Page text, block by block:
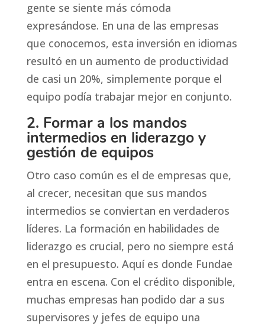
gente se siente más cómoda
expresándose. En una de las empresas
que conocemos, esta inversión en idiomas
resultó en un aumento de productividad
de casi un 20%, simplemente porque el
equipo podía trabajar mejor en conjunto.
2. Formar a los mandos
intermedios en liderazgo y
gestión de equipos
Otro caso común es el de empresas que,
al crecer, necesitan que sus mandos
intermedios se conviertan en verdaderos
líderes. La formación en habilidades de
liderazgo es crucial, pero no siempre está
en el presupuesto. Aquí es donde Fundae
entra en escena. Con el crédito disponible,
muchas empresas han podido dar a sus
supervisores y jefes de equipo una